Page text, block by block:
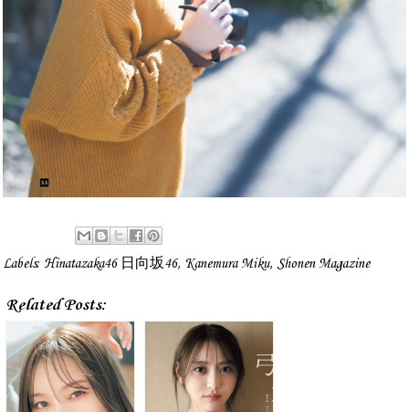
Labels: Hinatazaka46 日向坂46, Kanemura Miku, Shonen Magazine
Related Posts: